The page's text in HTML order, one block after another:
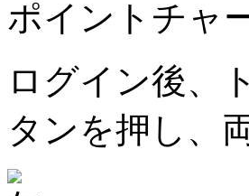
ポイントチャ
ログイン後、
タンを押し、